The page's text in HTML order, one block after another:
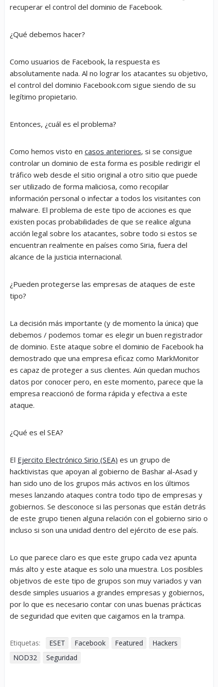
recuperar el control del dominio de Facebook.
¿Qué debemos hacer?
Como usuarios de Facebook, la respuesta es
absolutamente nada. Al no lograr los atacantes su objetivo,
el control del dominio Facebook.com sigue siendo de su
legítimo propietario.
Entonces, ¿cuál es el problema?
Como hemos visto en casos anteriores, si se consigue
controlar un dominio de esta forma es posible redirigir el
tráfico web desde el sitio original a otro sitio que puede
ser utilizado de forma maliciosa, como recopilar
información personal o infectar a todos los visitantes con
malware. El problema de este tipo de acciones es que
existen pocas probabilidades de que se realice alguna
acción legal sobre los atacantes, sobre todo si estos se
encuentran realmente en países como Siria, fuera del
alcance de la justicia internacional.
¿Pueden protegerse las empresas de ataques de este
tipo?
La decisión más importante (y de momento la única) que
debemos / podemos tomar es elegir un buen registrador
de dominio. Este ataque sobre el dominio de Facebook ha
demostrado que una empresa eficaz como MarkMonitor
es capaz de proteger a sus clientes. Aún quedan muchos
datos por conocer pero, en este momento, parece que la
empresa reaccionó de forma rápida y efectiva a este
ataque.
¿Qué es el SEA?
El Ejercito Electrónico Sirio (SEA) es un grupo de
hacktivistas que apoyan al gobierno de Bashar al-Asad y
han sido uno de los grupos más activos en los últimos
meses lanzando ataques contra todo tipo de empresas y
gobiernos. Se desconoce si las personas que están detrás
de este grupo tienen alguna relación con el gobierno sirio o
incluso si son una unidad dentro del ejército de ese país.
Lo que parece claro es que este grupo cada vez apunta
más alto y este ataque es solo una muestra. Los posibles
objetivos de este tipo de grupos son muy variados y van
desde simples usuarios a grandes empresas y gobiernos,
por lo que es necesario contar con unas buenas prácticas
de seguridad que eviten que caigamos en la trampa.
Etiquetas: ESET Facebook Featured
Hackers
NOD32
Seguridad